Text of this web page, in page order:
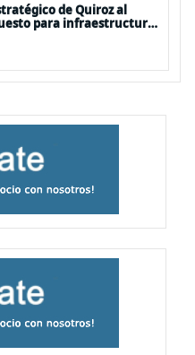
de Quiroz al
para infraestructura